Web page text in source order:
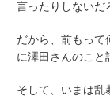
言ったりしないだ
だから、前もって
に澤田さんのこと
そして、いまは乱